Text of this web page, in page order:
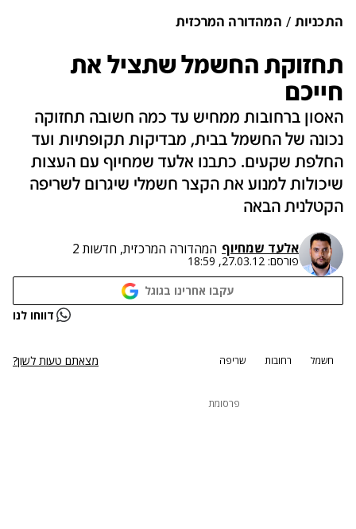
התכניות המהדורה המרכזית
תחזוקת החשמל שתציל את
חייכם
האסון ברחובות ממחיש עד כמה חשובה תחזוקה
נכונה של החשמל בבית, מבדיקות תקופתיות ועד
החלפת שקעים. כתבנו אלעד שמחיוף עם העצות
שיכולות למנוע את הקצר חשמלי שיגרום לשריפה
הקטלנית הבאה
אלעד שמחיוף המהדורה המרכזית, חדשות 2
פורסם: 27.03.12, 18:59
עקבו אחרינו בגוגל
דווחו לנו
חשמל רחובות שריפה מצאתם טעות לשון?
פרסומת